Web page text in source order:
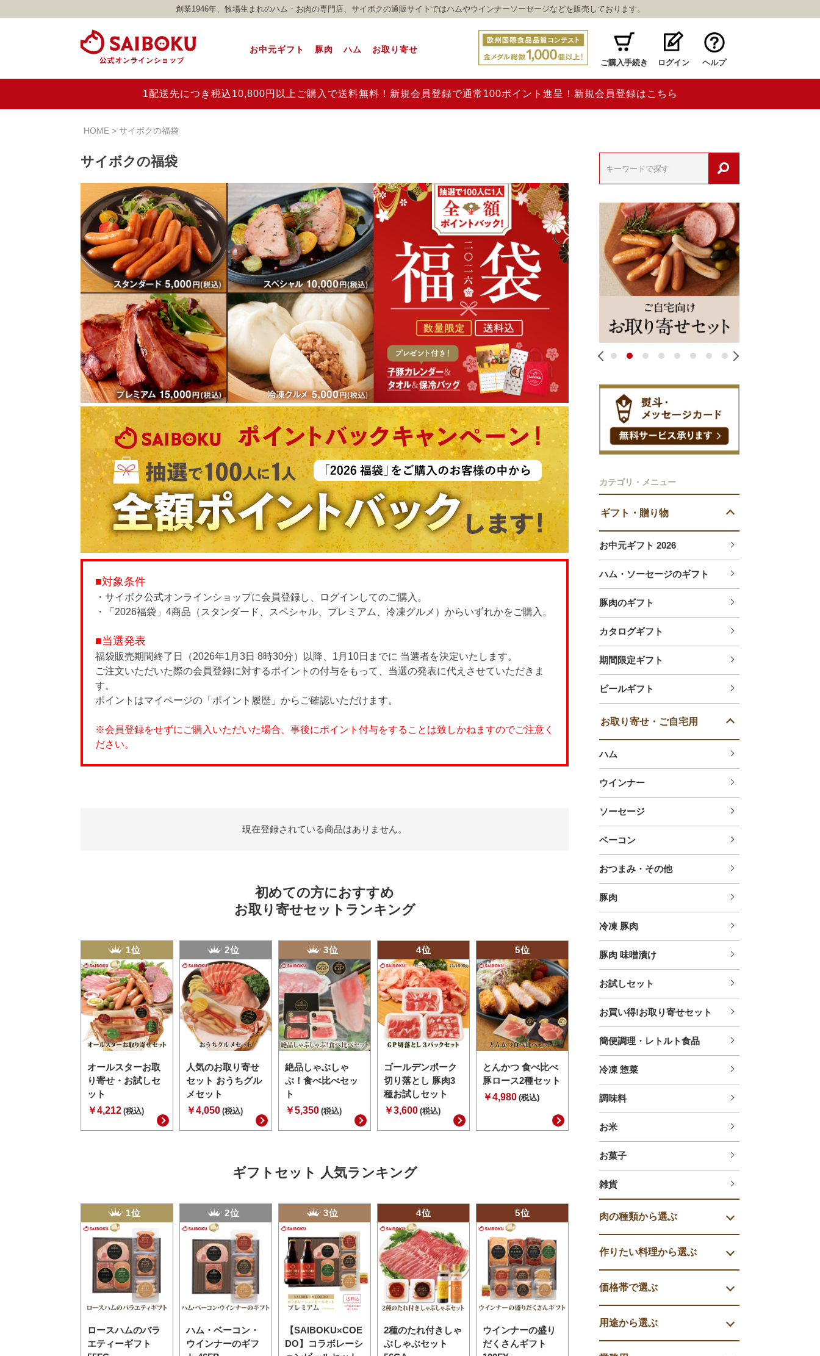
創業1946年、牧場生まれのハム・お肉の専門店、サイボクの通販サイトではハムやウインナーソーセージなどを販売しております。
お中元ギフト 豚肉 ハム お取り寄せ
ご購入手続き ログイン ヘルプ
1配送先につき税込10,800円以上ご購入で送料無料！新規会員登録で通常100ポイント進呈！新規会員登録はこちら
HOME サイボクの福袋
カテゴリ・メニュー
ギフト・贈り物
お中元ギフト 2026
ハム・ソーセージのギフト
豚肉のギフト
カタログギフト
期間限定ギフト
ビールギフト
お取り寄せ・ご自宅用
ハム
ウインナー
ソーセージ
ベーコン
おつまみ・その他
豚肉
冷凍 豚肉
豚肉 味噌漬け
お試しセット
お買い得!お取り寄せセット
簡便調理・レトルト食品
冷凍 惣菜
調味料
お米
お菓子
雑貨
肉の種類から選ぶ
作りたい料理から選ぶ
価格帯で選ぶ
用途から選ぶ
サイボクの福袋
■対象条件
・サイボク公式オンラインショップに会員登録し、ログインしてのご購入。
・「2026福袋」4商品（スタンダード、スペシャル、プレミアム、冷凍グルメ）からいずれかをご購入。
■当選発表
福袋販売期間終了日（2026年1月3日 8時30分）以降、1月10日までに 当選者を決定いたします。
ご注文いただいた際の会員登録に対するポイントの付与をもって、当選の発表に代えさせていただきま
す。
ポイントはマイページの「ポイント履歴」からご確認いただけます。
※会員登録をせずにご購入いただいた場合、事後にポイント付与をすることは致しかねますのでご注意く
ださい。
現在登録されている商品はありません。
初めての方におすすめ
お取り寄せセットランキング
1位
オールスターお取
り寄せ・お試しセ
ット
￥4,212 (税込)
2位
人気のお取り寄せ
セット おうちグル
メセット
￥4,050 (税込)
3位
絶品しゃぶしゃ
ぶ！食べ比べセッ
ト
￥5,350 (税込)
4位
ゴールデンポーク
切り落とし 豚肉3
種お試しセット
￥3,600 (税込)
5位
とんかつ 食べ比べ
豚ロース2種セット
￥4,980 (税込)
ギフトセット 人気ランキング
1位
ロースハムのバラ
エティーギフト
2位
ハム・ベーコン・
ウインナーのギフ
3位
【SAIBOKU×COE
DO】コラボレーシ
4位
2種のたれ付きしゃ
ぶしゃぶセット
5位
ウインナーの盛り
だくさんギフト